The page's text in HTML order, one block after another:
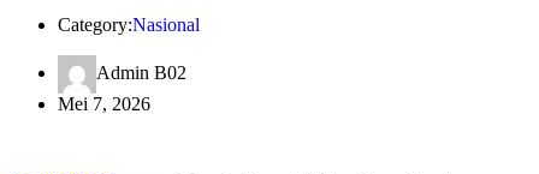
Category:Nasional
Admin B02
Mei 7, 2026